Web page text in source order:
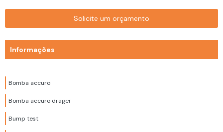
Solicite um orçamento
Informações
Bomba accuro
Bomba accuro drager
Bump test